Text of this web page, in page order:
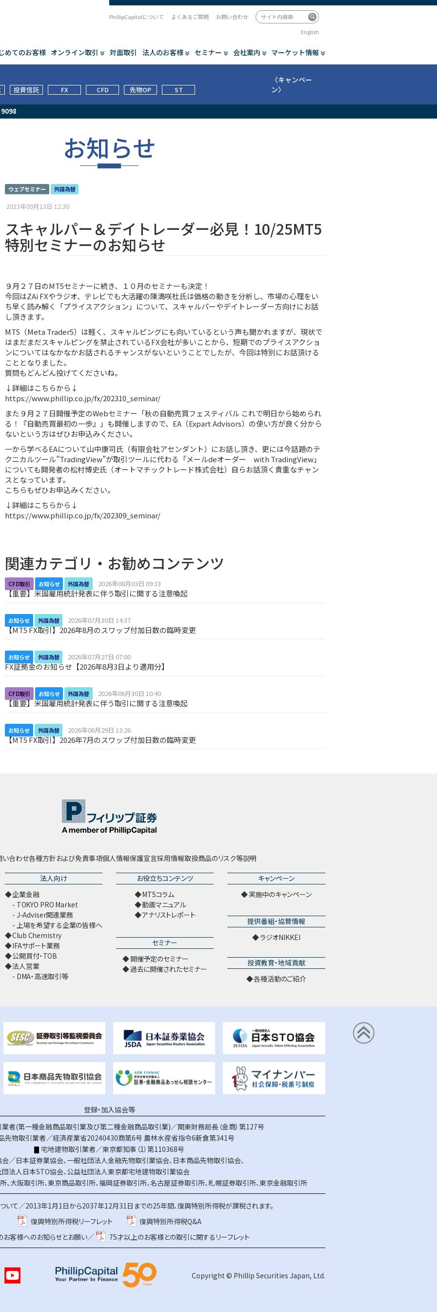
めてのお客様 オンライン取引 対面取引 法人のお客様 セミナー 会社案内 マーケット情報
PhillipCapitalについて よくあるご質問
お問い合わせ
English
投資信託 FX CFD 先物OP ST
〈キャンペー
ン〉
9098
お知らせ
ウェブセミナー 外国為替
2023年09月13日 12:30
スキャルパー＆デイトレーダー必見！10/25MT5
特別セミナーのお知らせ
９月２７日のMT5セミナーに続き、１０月のセミナーも決定！
今回はZAi FXやラジオ、テレビでも大活躍の陳満咲杜氏は価格の動きを分析し、市場の心理をい
ち早く読み解く「プライスアクション」について、スキャルパーやデイトレーダー方向けにお話
し頂きます。
MT5（Meta Trader5）は軽く、スキャルピングにも向いているという声も聞かれますが、現状で
はまだまだスキャルピングを禁止されているFX会社が多いことから、短期でのプライスアクショ
ンについてはなかなかお話されるチャンスがないということでしたが、今回は特別にお話頂ける
こととなりました。
質問もどんどん投げてくださいね。
↓詳細はこちらから↓
https://www.phillip.co.jp/fx/202310_seminar/
また９月２７日開催予定のWebセミナー「秋の自動売買フェスティバル これで明日から始められ
る！『自動売買最初の一歩』」も開催しますので、EA（Expart Advisors）の使い方が良く分から
ないという方はぜひお申込みください。
一から学べるEAについて山中康司氏（有限会社アセンダント）にお話し頂き、更には今話題のテ
クニカルツール”TradingView”が取引ツールに代わる「メールdeオーダー with TradingView」
についても開発者の松村博史氏（オートマチックトレード株式会社）自らお話頂く貴重なチャン
スとなっています。
こちらもぜひお申込みください。
↓詳細はこちらから↓
https://www.phillip.co.jp/fx/202309_seminar/
関連カテゴリ・お勧めコンテンツ
CFD取引 お知らせ 外国為替 2026年08月03日 09:33
【重要】米国雇用統計発表に伴う取引に関する注意喚起
お知らせ 外国為替 2026年07月30日 14:37
【MT5 FX取引】2026年8月のスワップ付加日数の臨時変更
お知らせ 外国為替 2026年07月27日 07:00
FX証拠金のお知らせ【2026年8月3日より適用分】
CFD取引 お知らせ 外国為替 2026年06月30日 10:40
【重要】米国雇用統計発表に伴う取引に関する注意喚起
お知らせ 外国為替 2026年06月29日 13:26
【MT5 FX取引】2026年7月のスワップ付加日数の臨時変更
い合わせ各種方針および免責事項個人情報保護宣言採用情報取扱商品のリスク等説明
法人向け
企業金融
TOKYO PRO Market
J-Adviser関連業務
上場を希望する企業の皆様へ
Club Chemistry
IFAサポート業務
公開買付・TOB
法人営業
DMA・高速取引等
お役立ちコンテンツ
MT5コラム
動画マニュアル
アナリストレポート
セミナー
開催予定のセミナー
過去に開催されたセミナー
キャンペーン
実施中のキャンペーン
提供番組・協賛情報
ラジオNIKKEI
投資教育・地域貢献
各種活動のご紹介
登録・加入協会等
者(第一種金融商品取引業及び第二種金融商品取引業)／関東財務局長（金商）第127号
先物取引業者／経済産業省20240430商第6号 農林水産省指令6新食第341号
宅地建物取引業者／東京都知事（1）第110368号
会／日本証券業協会、一般社団法人金融先物取引業協会、 日本商品先物取引協会、
団法人日本STO協会、公益社団法人東京都宅地建物取引業協会
、大阪取引所、東京商品取引所、福岡証券取引所、名古屋証券取引所、札幌証券取引所、東京金融取引所
いて／2013年1月1日から2037年12月31日までの25年間、復興特別所得税が課税されます。
復興特別所得税リーフレット
復興特別所得税Q&A
お客様へのお知らせとお願い／
75才以上のお客様との取引に関するリーフレット
Copyright © Phillip Securities Japan, Ltd.